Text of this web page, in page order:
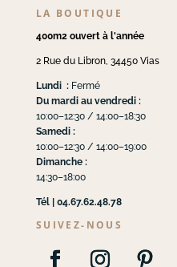
LA BOUTIQUE
400m2 ouvert à l'année
2 Rue du Libron, 34450 Vias
Lundi :Fermé
Du mardi au vendredi :
10:00–12:30 / 14:00–18:30
Samedi :
10:00–12:30 / 14:00–19:00
Dimanche :
14:30–18:00
Tél | 04.67.62.48.78
SUIVEZ-NOUS